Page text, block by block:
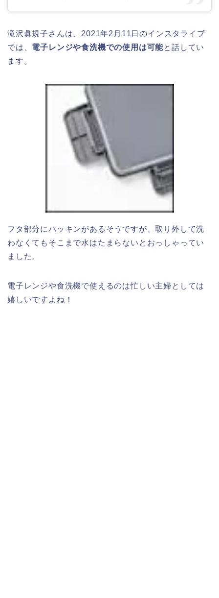
滝沢眞規子さんは、2021年2月11日のインスタライブ
では、 電子レンジや食洗機での使用は可能と話してい
ます。
フタ部分にパッキンがあるそうですが、取り外して洗
わなくてもそこまで水はたまらないとおっしゃってい
ました。
電子レンジや食洗機で使えるのは忙しい主婦としては
嬉しいですよね！